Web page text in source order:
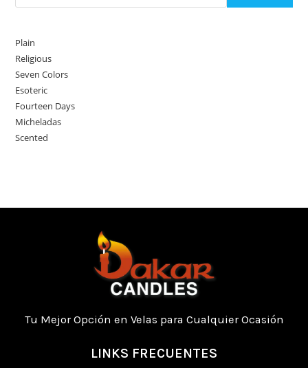
Plain
Religious
Seven Colors
Esoteric
Fourteen Days
Micheladas
Scented
Tu Mejor Opción en Velas para Cualquier Ocasión
LINKS FRECUENTES